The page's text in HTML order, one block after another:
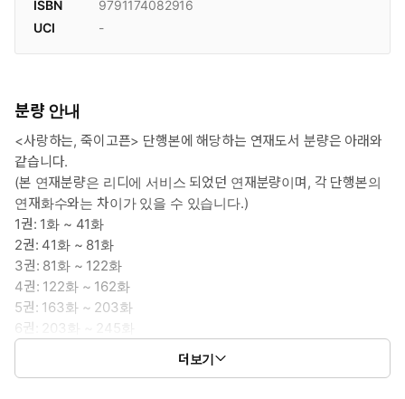
ISBN
9791174082916
UCI
-
분량 안내
<사랑하는, 죽이고픈> 단행본에 해당하는 연재도서 분량은 아래와
같습니다.
(본 연재분량은 리디에 서비스 되었던 연재분량이며, 각 단행본의
연재화수와는 차이가 있을 수 있습니다.)
1권: 1화 ~ 41화
2권: 41화 ~ 81화
3권: 81화 ~ 122화
4권: 122화 ~ 162화
5권: 163화 ~ 203화
6권: 203화 ~ 245화
더보기